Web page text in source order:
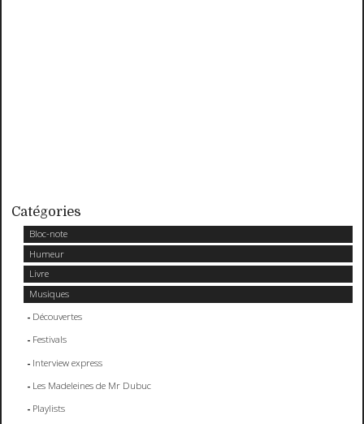
Catégories
Bloc-note
Humeur
Livre
Musiques
Découvertes
Festivals
Interview express
Les Madeleines de Mr Dubuc
Playlists